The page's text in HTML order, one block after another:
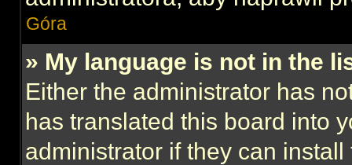
Góra
» My language is not in the
Either the administrator has
has translated this board into
administrator if they can